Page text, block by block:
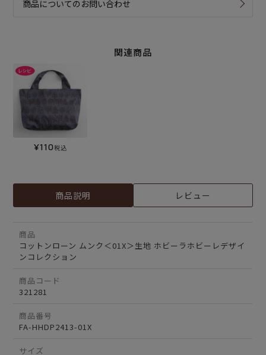
商品についてのお問い合わせ
関連商品
¥110税込
商品説明 レビュー
商品
コットンローン ムンク＜01X＞生地 ホビーラホビーレデザイ
ンコレクション
商品コード
321281
商品番号
FA-HHDP2413-01X
サイズ